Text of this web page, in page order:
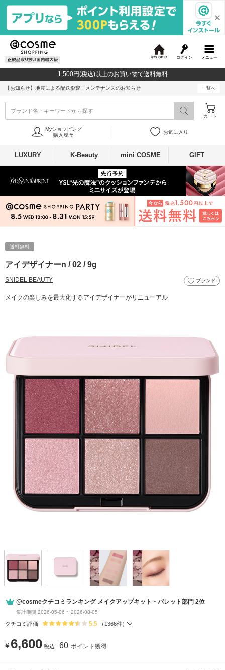
メニュー
ログイン
c
o
1,500円(税込)以上のお買い物で送料無料
【お知らせ】 地震による配送影響 メンテナンスのお知らせ 一覧へ
ブランド名・キーワードから探す
カート
Myショッピング
購入履歴
お気に入り
LUXURY K-Beauty mini COSME GIFT
送料無料
アイデザイナーn / 02 / 9g
SNIDEL BEAUTY ブランド
メイクの楽しみを最大化するアイデザイナーがリニューアル
@cosmeクチコミランキング メイクアップキット・パレット部門 2位
集計期間 2026-05-06 ~ 2026-08-05
クチコミ評価 5.5 （ 1366件）
¥ 6,600 税込 60 ポイント獲得